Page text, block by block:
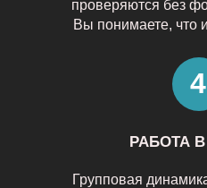
Групповая
проверяются без
Вы понимаете, что
РАБОТА
4